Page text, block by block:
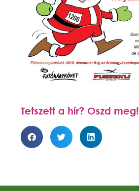
Tetszett a hír? Oszd meg!